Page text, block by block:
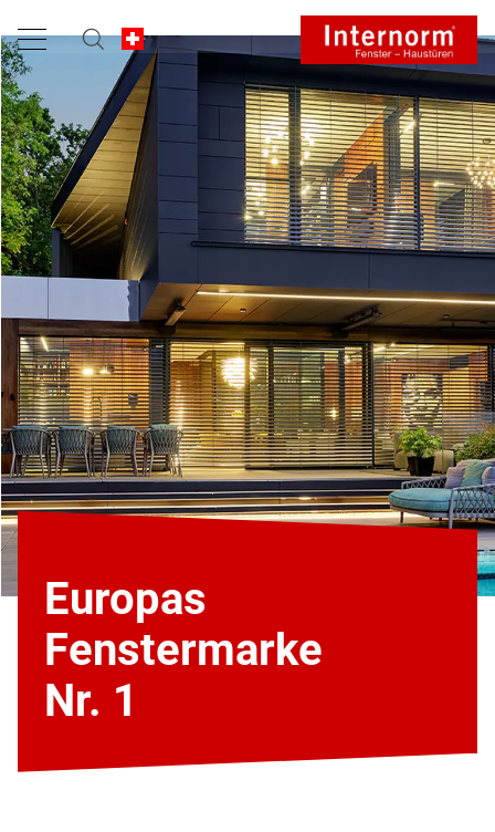
Europas
Fenstermarke
Nr. 1